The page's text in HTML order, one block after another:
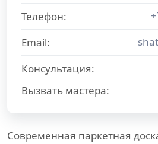
Современная паркетная
Телефон:
Email:
Консультация:
Вызвать мастера: